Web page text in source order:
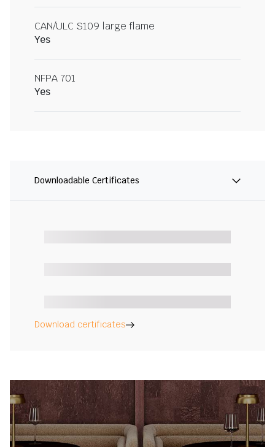
CAN/ULC S109 large flame
Yes
NFPA 701
Yes
Downloadable Certificates
Download certificates